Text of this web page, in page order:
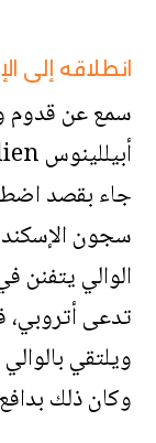
انطلاقه إلى
سمع عن قدوم
جاء بقصد
سجون
الوالي يتفنن
تدعى أتروبي،
ويلتقي
وكان ذلك